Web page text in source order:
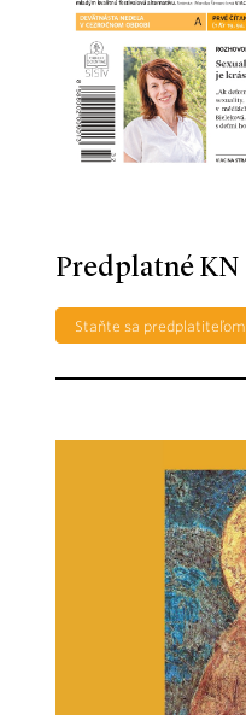
Predplatné KN
Staňte sa predplatiteľom